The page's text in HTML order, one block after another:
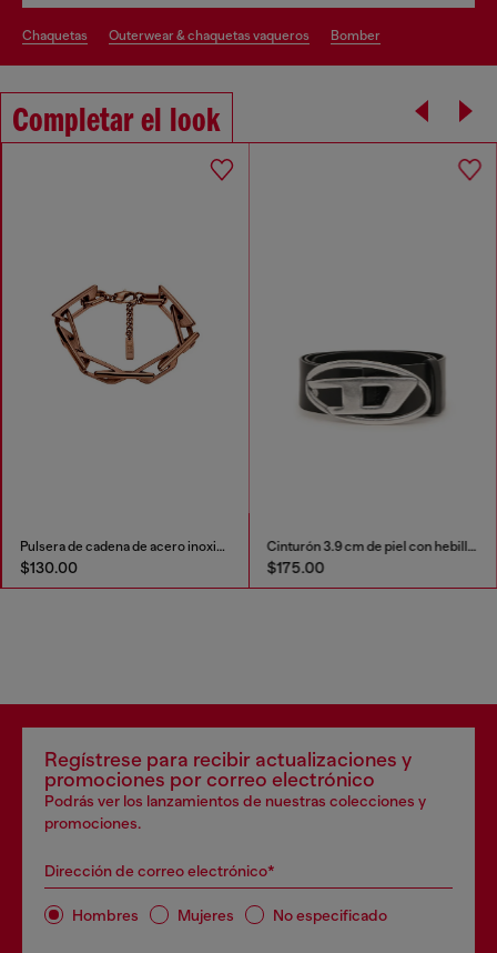
chaquetas outerwear & chaquetas vaqueros bomber
Completar el look
Pulsera de cadena de acero inoxidable
$130.00
Cinturón 3.9 cm de piel con hebilla en D
$175.00
Regístrese para recibir actualizaciones y
promociones por correo electrónico
Podrás ver los lanzamientos de nuestras colecciones y
promociones.
Dirección de correo electrónico*
Hombres Mujeres No especificado